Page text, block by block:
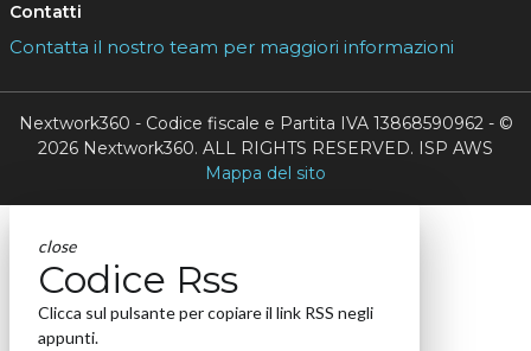
Contatti
Contatta il nostro team per maggiori informazioni
Nextwork360 - Codice fiscale e Partita IVA 13868590962 - ©
2026 Nextwork360. ALL RIGHTS RESERVED. ISP AWS
Mappa del sito
close
Codice Rss
Clicca sul pulsante per copiare il link RSS negli
appunti.